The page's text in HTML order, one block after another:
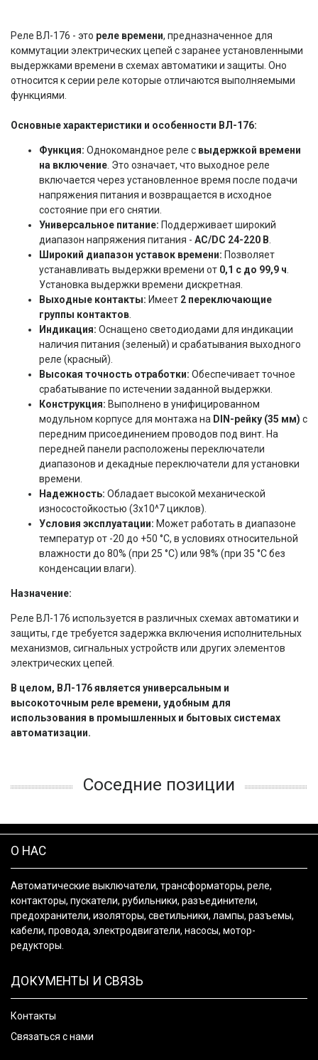
Реле ВЛ-176 - это реле времени, предназначенное для
коммутации электрических цепей с заранее установленными
выдержками времени в схемах автоматики и защиты. Оно
относится к серии реле которые отличаются выполняемыми
функциями.
Основные характеристики и особенности ВЛ-176:
Функция: Однокомандное реле с выдержкой времени
на включение . Это означает, что выходное реле
включается через установленное время после подачи
напряжения питания и возвращается в исходное
состояние при его снятии.
Универсальное питание: Поддерживает широкий
диапазон напряжения питания - AC/DC 24-220 В
Широкий диапазон уставок времени: Позволяет
устанавливать выдержки времени от 0,1 с до 99,9 ч
Установка выдержки времени дискретная.
Выходные контакты: Имеет 2 переключающие
группы контактов
Индикация: Оснащено светодиодами для индикации
наличия питания (зеленый) и срабатывания выходного
реле (красный).
Высокая точность отработки: Обеспечивает точное
срабатывание по истечении заданной выдержки.
Конструкция: Выполнено в унифицированном
модульном корпусе для монтажа на DIN-рейку (35 мм) с
передним присоединением проводов под винт. На
передней панели расположены переключатели
диапазонов и декадные переключатели для установки
времени.
Надежность: Обладает высокой механической
износостойкостью (3х10^7 циклов).
Условия эксплуатации: Может работать в диапазоне
температур от -20 до +50 °С, в условиях относительной
влажности до 80% (при 25 °С) или 98% (при 35 °С без
конденсации влаги).
Назначение:
Реле ВЛ-176 используется в различных схемах автоматики и
защиты, где требуется задержка включения исполнительных
механизмов, сигнальных устройств или других элементов
электрических цепей.
В целом, ВЛ-176 является универсальным и
высокоточным реле времени, удобным для
использования в промышленных и бытовых системах
автоматизации.
Соседние позиции
О НАС
Автоматические выключатели, трансформаторы, реле,
контакторы, пускатели, рубильники, разъединители,
предохранители, изоляторы, светильники, лампы, разъемы,
кабели, провода, электродвигатели, насосы, мотор-
редукторы.
ДОКУМЕНТЫ И СВЯЗЬ
Контакты
Связаться с нами